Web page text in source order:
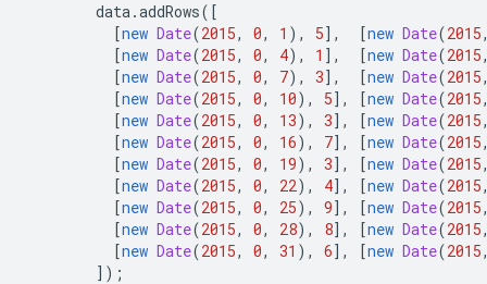
data.addRows([
[new Date(2015, 0, 1 ), 5], [new Date(2015
[new Date(2015, 0, 4), 1 ], [new Date(2015
[new Date(2015, 0, 7), 3], [new Date(2015
[new Date(2015, 0, 10), 5], [new Date(2015
[new Date(2015, 0, 13), 3], [new Date(2015
[new Date(2015, 0, 16), 7], [new Date(2015
[new Date(2015, 0, 19), 3], [new Date(2015
[new Date(2015, 0, 22), 4], [new Date(2015
[new Date(2015, 0, 25), 9], [new Date(2015
[new Date(2015, 0, 28), 8], [new Date(2015
[new Date(2015, 0, 31 ), 6], [new Date(2015
]);